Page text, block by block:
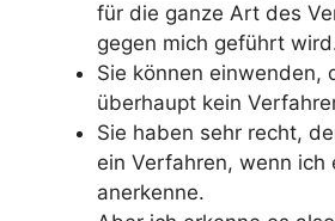
für die ganze Art des
gegen mich geführt
Sie können einwenden,
überhaupt kein
Sie haben sehr recht,
ein Verfahren, wenn ich
anerkenne.